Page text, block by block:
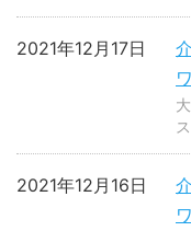
2021年12月17日
2021年12月16日